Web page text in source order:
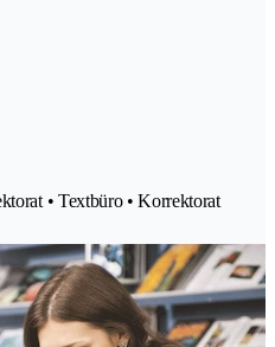
• Textbüro • Korrektorat